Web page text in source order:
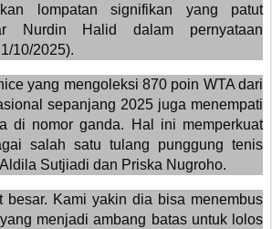
lompatan signifikan yang patut
Nurdin Halid dalam pernyataan
10/2025).
yang mengoleksi 870 poin WTA dari
sepanjang 2025 juga menempati
di nomor ganda. Hal ini memperkuat
salah satu tulang punggung tenis
Sutjiadi dan Priska Nugroho.
besar. Kami yakin dia bisa menembus
menjadi ambang batas untuk lolos